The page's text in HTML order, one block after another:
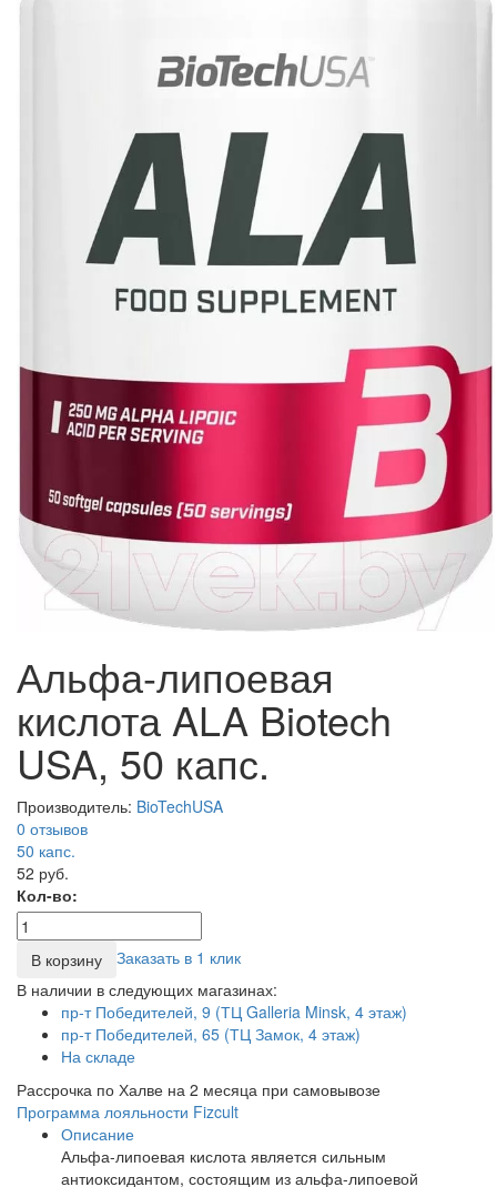
Альфа-липоевая
кислота ALA Biotech
USA, 50 капс.
Производитель: BioTechUSA
0 отзывов
50 капс.
52 руб.
Кол-во:
В корзину
Заказать в 1 клик
В наличии в следующих магазинах:
пр-т Победителей, 9 (ТЦ Galleria Minsk, 4 этаж)
пр-т Победителей, 65 (ТЦ Замок, 4 этаж)
На складе
Рассрочка по Халве на 2 месяца при самовывозе
Программа лояльности Fizcult
Описание
Альфа-липоевая кислота является сильным
антиоксидантом, состоящим из альфа-липоевой